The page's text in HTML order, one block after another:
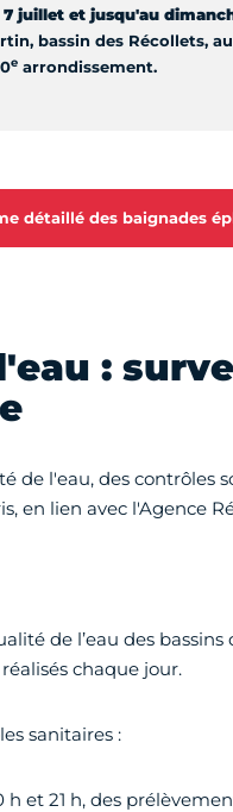
7 juillet et jusqu'au
bassin des Récollets,
earrondissement.
détaillé des baignades
:
de l'eau, des contrôles
en lien avec l'Agence
de l’eau des
chaque jour.
sanitaires :
h et 21 h, des